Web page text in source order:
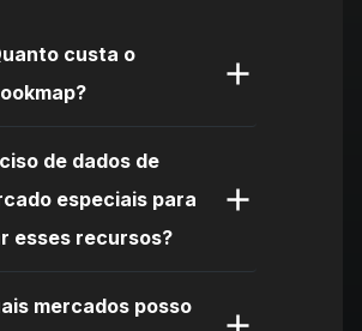
custa o
de dados de
especiais para
esses recursos?
mercados posso